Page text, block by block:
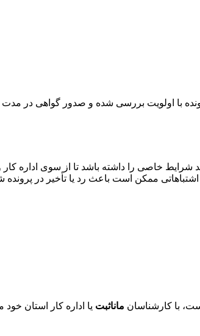
با اولویت بررسی شده و صدور گواهی در مدت
شرایط خاصی را داشته باشد تا از سوی اداره
ممکن است باعث رد یا تأخیر در پرونده
با کارشناسان مانا‌ثبت یا اداره کار استان